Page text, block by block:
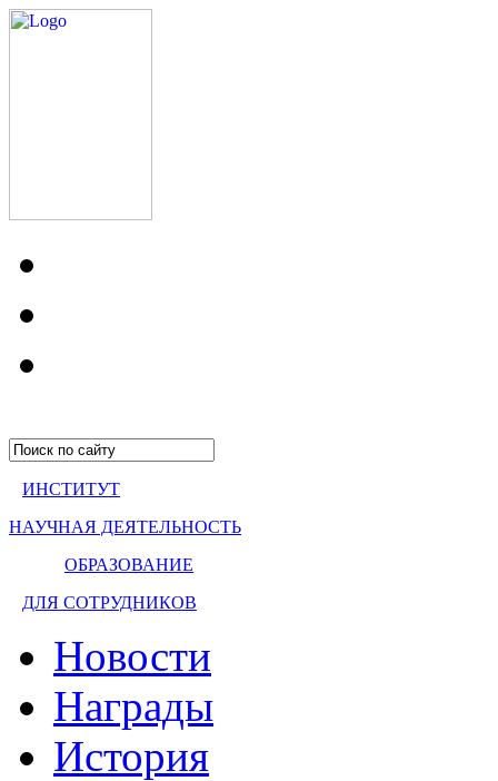
ИНСТИТУТ
НАУЧНАЯ ДЕЯТЕЛЬНОСТЬ
ОБРАЗОВАНИЕ
ДЛЯ СОТРУДНИКОВ
Новости
Награды
История